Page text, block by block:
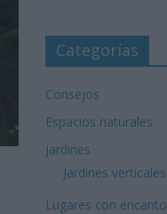
Categorías
Consejos
Espacios naturales
Jardines
Jardines verticales
Lugares con encanto